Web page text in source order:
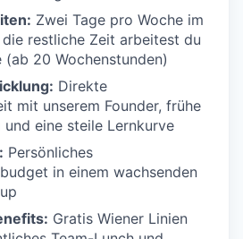
Zwei Tage pro Woche im
restliche Zeit arbeitest du
20 Wochenstunden)
Direkte
mit unserem Founder, frühe
eine steile Lernkurve
Persönliches
in einem wachsenden
Gratis Wiener Linien